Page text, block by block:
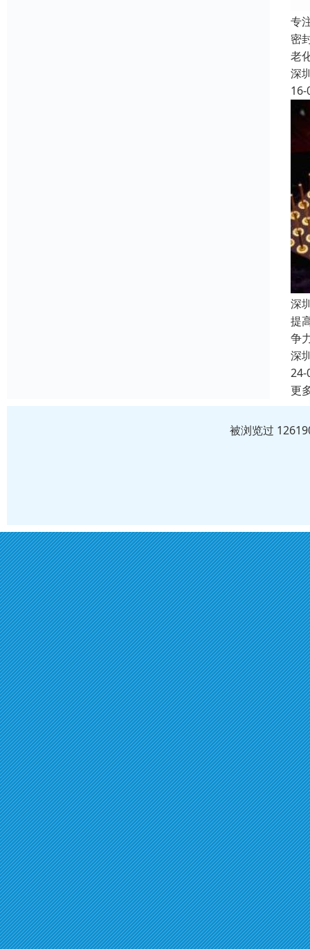
专
密
老
深
16-
深
提
争
深
24-
更
被浏览过